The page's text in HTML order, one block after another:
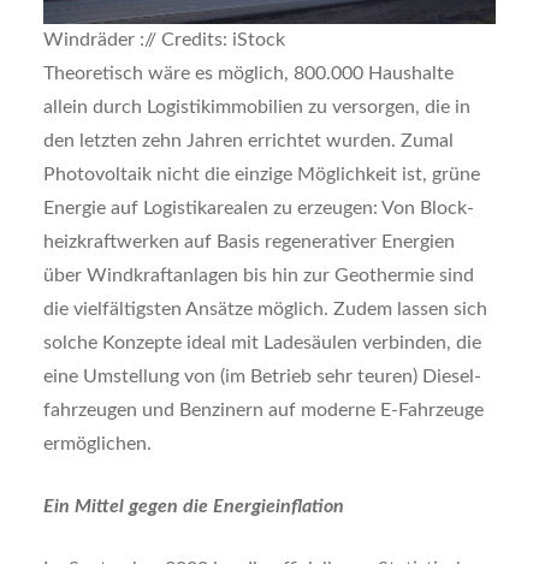
Wind­rä­der :// Cre­dits: iStock
Theo­re­tisch wäre es mög­lich, 800.000 Haus­hal­te
allein durch Logis­tik­im­mo­bi­li­en zu ver­sor­gen, die in
den letz­ten zehn Jah­ren errich­tet wur­den. Zumal
Pho­to­vol­ta­ik nicht die ein­zi­ge Mög­lich­keit ist, grü­ne
Ener­gie auf Logis­tik­area­len zu erzeu­gen: Von Block­
heiz­kraft­wer­ken auf Basis rege­ne­ra­ti­ver Ener­gien
über Wind­kraft­an­la­gen bis hin zur Geo­ther­mie sind
die viel­fäl­tigs­ten Ansät­ze mög­lich. Zudem las­sen sich
sol­che Kon­zep­te ide­al mit Lade­säu­len ver­bin­den, die
eine Umstel­lung von (im Betrieb sehr teu­ren) Die­sel­
fahr­zeu­gen und Ben­zi­nern auf moder­ne E‑Fahrzeuge
ermög­li­chen.
Ein Mit­tel gegen die Ener­gie­in­fla­ti­on